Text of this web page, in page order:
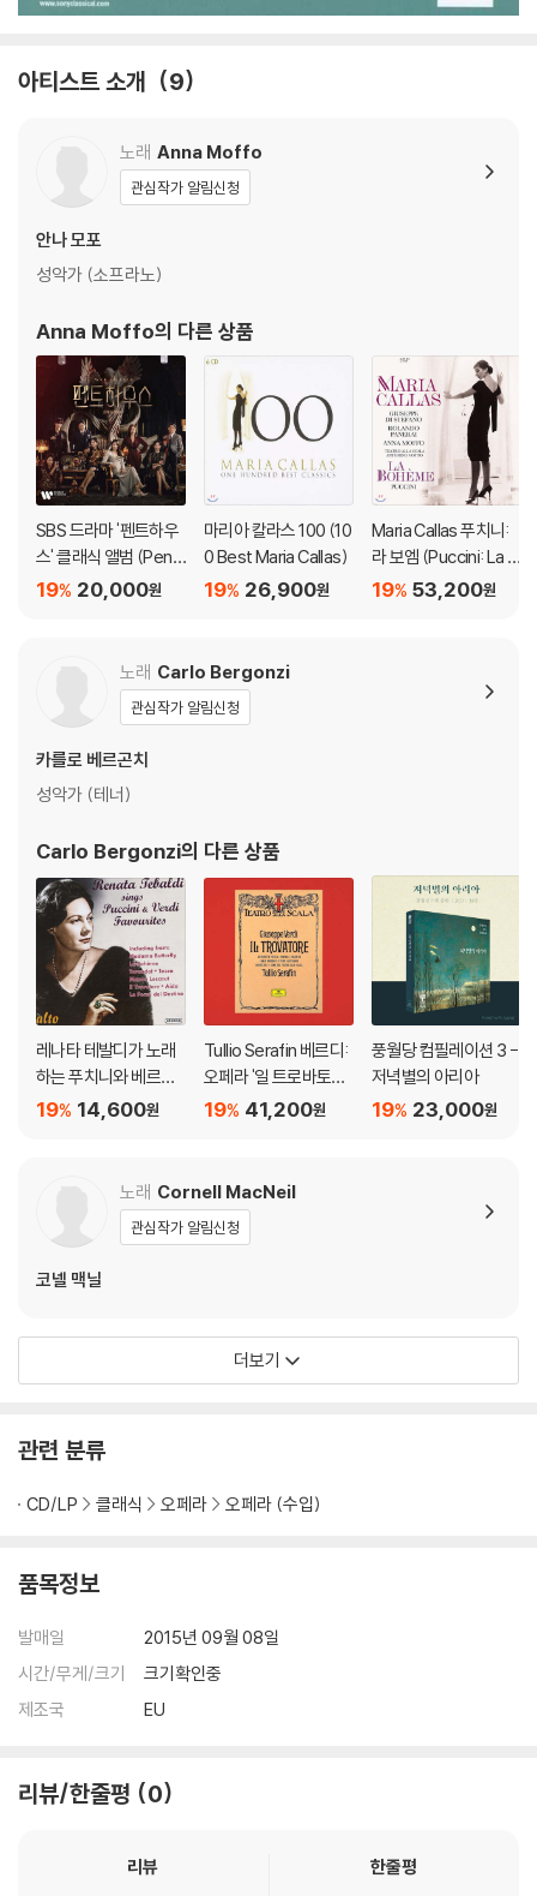
아티스트 소개 9
노래 Anna Moffo
관심작가 알림신청
안나 모포
성악가 (소프라노)
Anna Moffo의 다른 상품
SBS 드라마 '펜트하우
스' 클래식 앨범 (Pent
house The Classical
20,000원
19%
마리아 칼라스 100 (10
0 Best Maria Callas)
26,900원
19%
Maria Callas 푸치니:
라 보엠 (Puccini: La B
oheme) [2LP]
53,200원
19%
노래 Carlo Bergonzi
관심작가 알림신청
카를로 베르곤치
성악가 (테너)
Carlo Bergonzi의 다른 상품
레나타 테발디가 노래
하는 푸치니와 베르디
명장면 (Renata Teba
14,600원
19%
Tullio Serafin 베르디:
오페라 '일 트로바토레'
(Verdi: Il Trovatore)
41,200원
19%
풍월당 컴필레이션 3 -
저녁별의 아리아
23,000원
19%
노래 Cornell MacNeil
관심작가 알림신청
코넬 맥닐
더보기
관련 분류
CD/LP 클래식 오페라 오페라 (수입)
품목정보
발매일
2015년 09월 08일
시간/무게/크기
크기확인중
제조국
EU
리뷰/한줄평 0
리뷰
한줄평